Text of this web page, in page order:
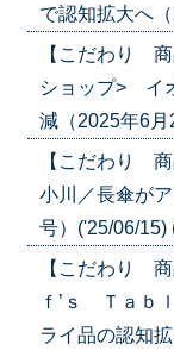
で認知拡大へ
【こだわり
ショップ> イ
減（2025年6
【こだわり
小川／長傘が
号）('25/06/15)
【こだわり
ｆ’ｓ Ｔａｂ
ライ品の認知